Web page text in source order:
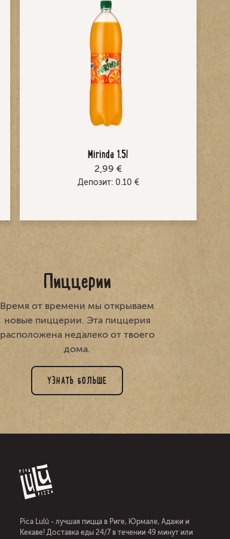
Mirinda 1.5l
2,99 €
Депозит: 0.10 €
Пиццерии
Время от времени мы открываем
новые пиццерии. Эта пиццерия
расположена недалеко от твоего
дома.
УЗНАТЬ БОЛЬШЕ
Pica Lulū - лучшая пицца в Риге, Юрмале, Адажи и
Кекаве! Доставка еды 24/7 в течении 49 минут или